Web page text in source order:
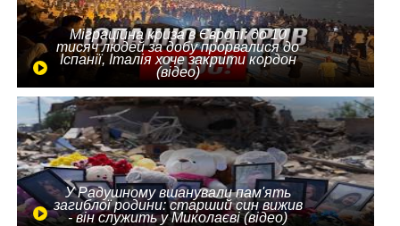
Міграційна криза в Європі: до 10
тисяч людей за добу прорвалися до
Іспанії, Італія хоче закрити кордон
(відео)
У Радушному вшанували пам'ять
загиблої родини: старший син вижив
- він служить у Миколаєві (відео)